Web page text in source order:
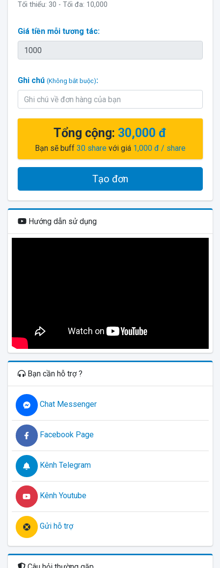
Tối thiểu: 30 - Tối đa: 10,000
Giá tiền mỗi tương tác:
Ghi chú (Không bắt buộc):
Tổng cộng: 30,000 đ
Bạn sẽ buff 30sharevới giá 1,000 đ/ share
Tạo đơn
Hướng dẫn sử dụng
Bạn cần hỗ trợ ?
Chat Messenger
Facebook Page
Kênh Telegram
Kênh Youtube
Gửi hỗ trợ